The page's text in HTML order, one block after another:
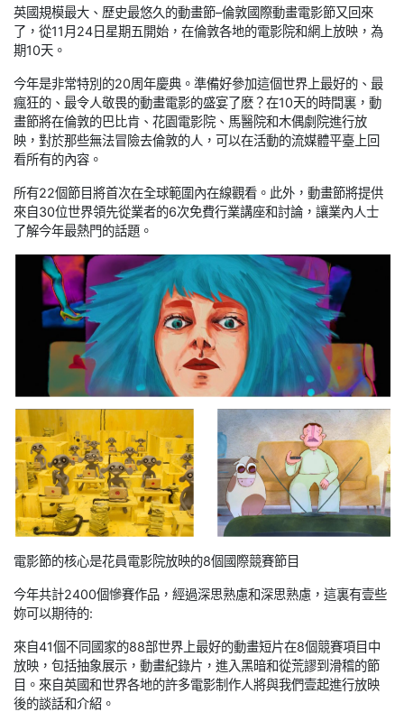
英國規模最大、歷史最悠久的動畫節–倫敦國際動畫電影節又回來
了，從11月24日星期五開始，在倫敦各地的電影院和網上放映，為
期10天。
今年是非常特別的20周年慶典。準備好參加這個世界上最好的、最
瘋狂的、最令人敬畏的動畫電影的盛宴了麽？在10天的時間裏，動
畫節將在倫敦的巴比肯、花園電影院、馬醫院和木偶劇院進行放
映，對於那些無法冒險去倫敦的人，可以在活動的流媒體平臺上回
看所有的內容。
所有22個節目將首次在全球範圍內在線觀看。此外，動畫節將提供
來自30位世界領先從業者的6次免費行業講座和討論，讓業內人士
了解今年最熱門的話題。
電影節的核心是花員電影院放映的8個國際競賽節目
今年共計2400個慘賽作品，經過深思熟慮和深思熟慮，這裏有壹些
妳可以期待的:
來自41個不同國家的88部世界上最好的動畫短片在8個競賽項目中
放映，包括抽象展示，動畫紀錄片，進入黑暗和從荒謬到滑稽的節
目。來自英國和世界各地的許多電影制作人將與我們壹起進行放映
後的談話和介紹。